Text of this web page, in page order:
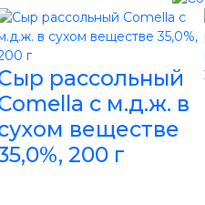
рассольный
с м.д.ж. в
веществе
200 г